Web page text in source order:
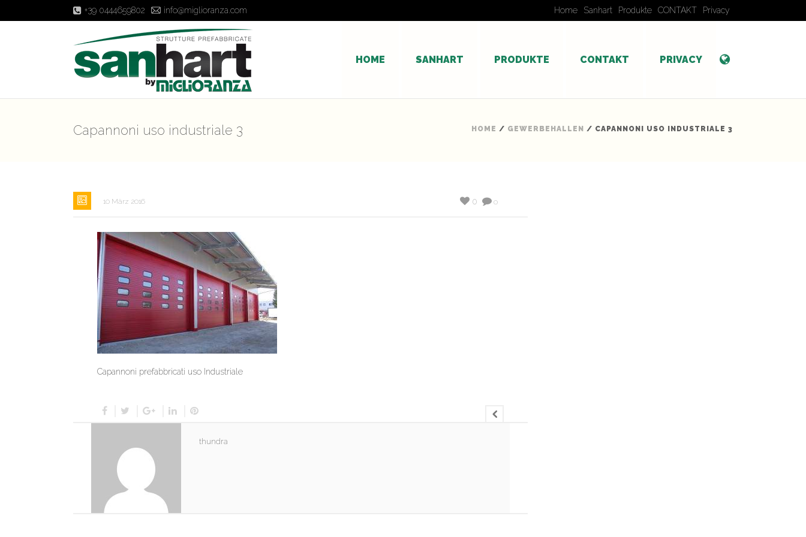
+39 0444659802 info@miglioranza.com Home Sanhart Produkte CONTAKT Privacy
HOME SANHART PRODUKTE CONTAKT PRIVACY
Capannoni uso industriale 3 HOME / GEWERBEHALLEN / CAPANNONI USO INDUSTRIALE 3
10 März 2016 0
0
Capannoni prefabbricati uso Industriale
thundra